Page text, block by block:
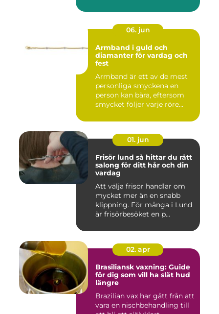
06. jun
Armband i guld och
diamanter för vardag och
fest
Armband är ett av de mest
personliga smyckena en
person kan bära, eftersom
smycket följer varje röre...
01. jun
Frisör lund så hittar du rätt
salong för ditt hår och din
vardag
Att välja frisör handlar om
mycket mer än en snabb
klippning. För många i Lund
är frisörbesöket en p...
02. apr
Brasiliansk vaxning: Guide
för dig som vill ha slät hud
längre
Brazilian vax har gått från att
vara en nischbehandling till